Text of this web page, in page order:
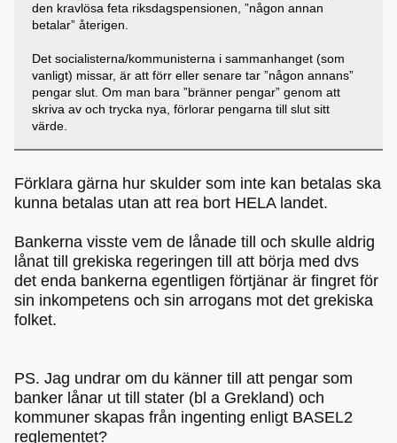
den kravlösa feta riksdagspensionen, ”någon annan
betalar” återigen.
Det socialisterna/kommunisterna i sammanhanget (som
vanligt) missar, är att förr eller senare tar ”någon annans”
pengar slut. Om man bara ”bränner pengar” genom att
skriva av och trycka nya, förlorar pengarna till slut sitt
värde.
Förklara gärna hur skulder som inte kan betalas ska
kunna betalas utan att rea bort HELA landet.
Bankerna visste vem de lånade till och skulle aldrig
lånat till grekiska regeringen till att börja med dvs
det enda bankerna egentligen förtjänar är fingret för
sin inkompetens och sin arrogans mot det grekiska
folket.
PS. Jag undrar om du känner till att pengar som
banker lånar ut till stater (bl a Grekland) och
kommuner skapas från ingenting enligt BASEL2
reglementet?